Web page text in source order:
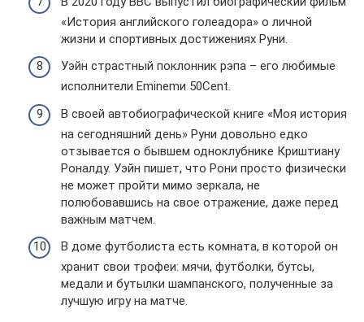
«История английского голеадора» о личной
жизни и спортивных достижениях Руни.
Уэйн страстный поклонник рэпа – его любимые
исполнители Eminemи 50Cent.
В своей автобиографической книге «Моя история
на сегодняшний день» Руни довольно едко
отзывается о бывшем одноклубнике Криштиану
Роналду. Уэйн пишет, что Рони просто физически
не может пройти мимо зеркала, не
полюбовавшись на свое отражение, даже перед
важным матчем.
В доме футболиста есть комната, в которой он
хранит свои трофеи: мячи, футболки, бутсы,
медали и бутылки шампанского, полученные за
лучшую игру на матче.